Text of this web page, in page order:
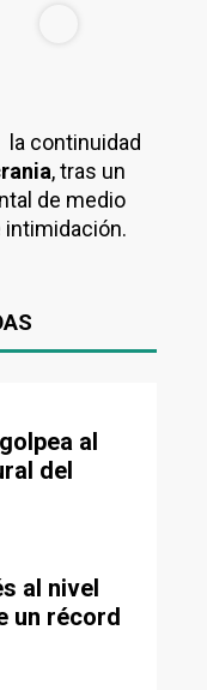
continuidad
, tras un
de medio
intimidación.
al
del
al nivel
un récord